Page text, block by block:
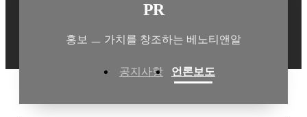
PR
홍보 ㅡ 가치를 창조하는 베노티앤알
공지사항 언론보도